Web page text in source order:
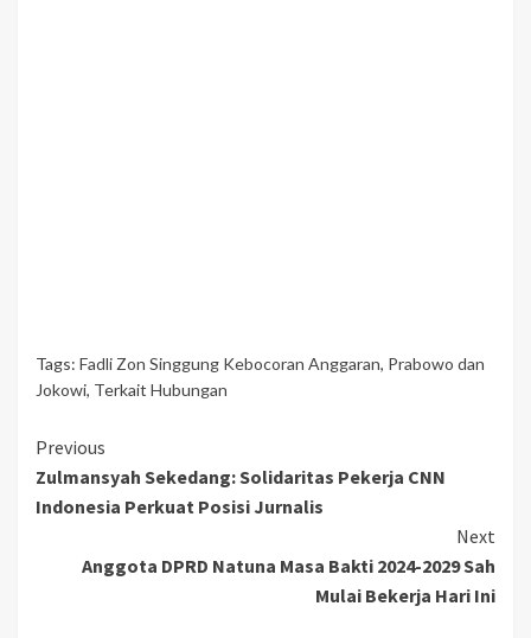
Tags: Fadli Zon Singgung Kebocoran Anggaran, Prabowo dan
Jokowi, Terkait Hubungan
Continue
Reading
Previous
Zulmansyah Sekedang: Solidaritas Pekerja CNN
Indonesia Perkuat Posisi Jurnalis
Next
Anggota DPRD Natuna Masa Bakti 2024-2029 Sah
Mulai Bekerja Hari Ini